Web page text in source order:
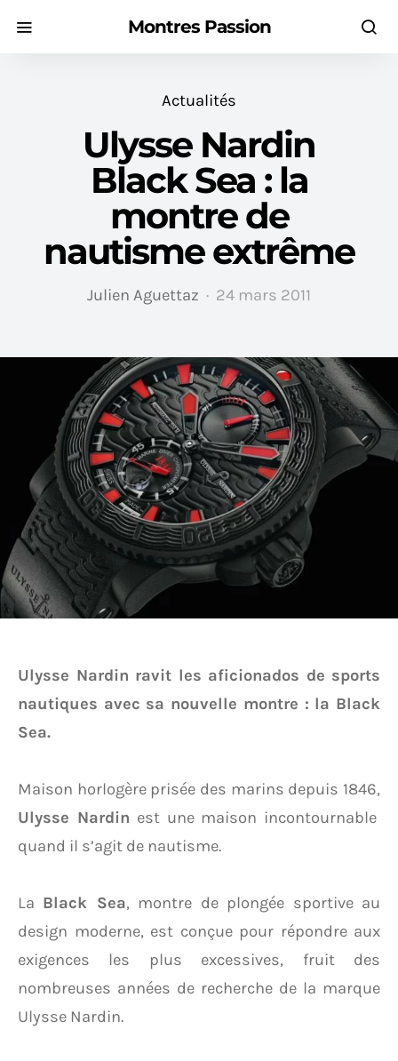
Montres Passion
Actualités
Ulysse Nardin
Black Sea : la
montre de
nautisme extrême
Julien Aguettaz 24 mars 2011
Ulysse Nardin ravit les aficionados de sports
nautiques avec sa nouvelle montre : la Black
Sea.
Maison horlogère prisée des marins depuis 1846,
Ulysse Nardin est une maison incontournable
quand il s’agit de nautisme.
La Black Sea, montre de plongée sportive au
design moderne, est conçue pour répondre aux
exigences les plus excessives, fruit des
nombreuses années de recherche de la marque
Ulysse Nardin.